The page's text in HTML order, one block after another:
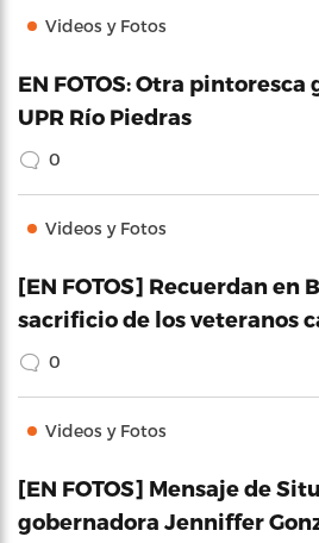
Videos y Fotos
EN FOTOS: Otra
UPR Río Piedras
0
Videos y Fotos
[EN FOTOS] Recuerdan en
sacrificio de los veteranos
0
Videos y Fotos
[EN FOTOS] Mensaje de
gobernadora Jenniffer